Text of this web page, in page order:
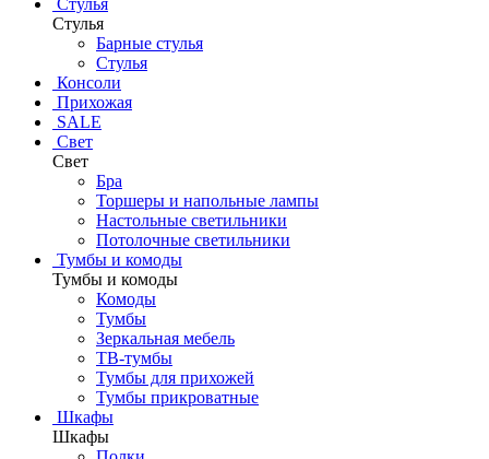
Стулья
Стулья
Барные стулья
Стулья
Консоли
Прихожая
SALE
Свет
Свет
Бра
Торшеры и напольные лампы
Настольные светильники
Потолочные светильники
Тумбы и комоды
Тумбы и комоды
Комоды
Тумбы
Зеркальная мебель
ТВ-тумбы
Тумбы для прихожей
Тумбы прикроватные
Шкафы
Шкафы